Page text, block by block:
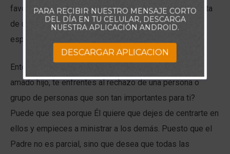
favoritismo como la gente (Romanos 2:11), pero disfruta
de una cercanía especial con los que le son
especialmente fieles (Jeremías 7:23).
Entonces, ¿por qué ha permitido el Padre que tú, Su
amado hijo, te enfrentes al rechazo de una persona o
grupo de personas que son tan importantes para ti?
Puede que sea porque Él quiere que dejes de centrarte en
ellos y empieces a ministrar a los demás. Puesto que el
Padre no es parcial, sino que desea que todas las
PARA RECIBIR NUESTRO MENSAJE CORTO
DEL DÍA EN TU CELULAR, DESCARGA
NUESTRA APLICACIÓN ANDROID.
DESCARGAR APLICACION